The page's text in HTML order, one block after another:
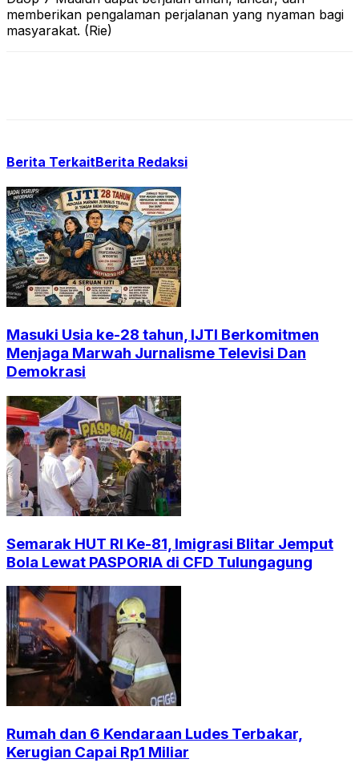
memberikan pengalaman perjalanan yang nyaman bagi
masyarakat. (Rie)
Berita TerkaitBerita Redaksi
Masuki Usia ke-28 tahun, IJTI Berkomitmen
Menjaga Marwah Jurnalisme Televisi Dan
Demokrasi
Semarak HUT RI Ke-81, Imigrasi Blitar Jemput
Bola Lewat PASPORIA di CFD Tulungagung
Rumah dan 6 Kendaraan Ludes Terbakar,
Kerugian Capai Rp1 Miliar